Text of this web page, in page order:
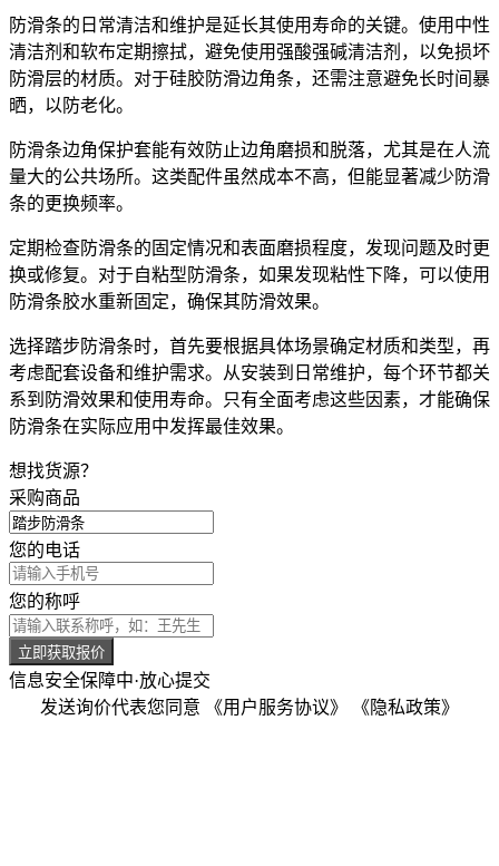
防滑条的日常清洁和维护是延长其使用寿命的关键。使用中性
清洁剂和软布定期擦拭，避免使用强酸强碱清洁剂，以免损坏
防滑层的材质。对于硅胶防滑边角条，还需注意避免长时间暴
晒，以防老化。
防滑条边角保护套能有效防止边角磨损和脱落，尤其是在人流
量大的公共场所。这类配件虽然成本不高，但能显著减少防滑
条的更换频率。
定期检查防滑条的固定情况和表面磨损程度，发现问题及时更
换或修复。对于自粘型防滑条，如果发现粘性下降，可以使用
防滑条胶水重新固定，确保其防滑效果。
选择踏步防滑条时，首先要根据具体场景确定材质和类型，再
考虑配套设备和维护需求。从安装到日常维护，每个环节都关
系到防滑效果和使用寿命。只有全面考虑这些因素，才能确保
防滑条在实际应用中发挥最佳效果。
想找货源？
采购商品
您的电话
您的称呼
立即获取报价
信息安全保障中·放心提交
发送询价代表您同意 《用户服务协议》 《隐私政策》